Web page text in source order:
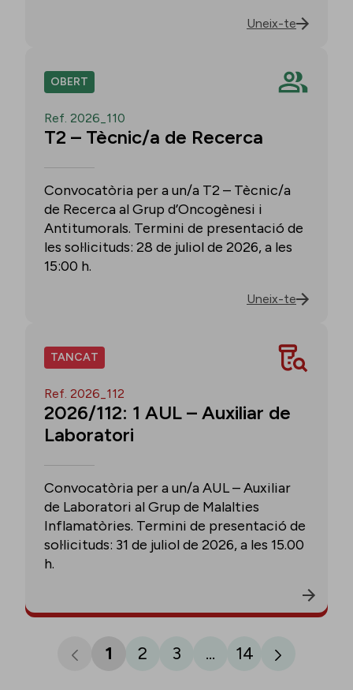
Uneix-te
OBERT
Ref. 2026_110
T2 – Tècnic/a de Recerca
Convocatòria per a un/a T2 – Tècnic/a
de Recerca al Grup d’Oncogènesi i
Antitumorals. Termini de presentació de
les sol·licituds: 28 de juliol de 2026, a les
15:00 h.
Uneix-te
TANCAT
Ref. 2026_112
2026/112: 1 AUL – Auxiliar de
Laboratori
Convocatòria per a un/a AUL – Auxiliar
de Laboratori al Grup de Malalties
Inflamatòries. Termini de presentació de
sol·licituds: 31 de juliol de 2026, a les 15.00
h.
1 2 3 ... 14